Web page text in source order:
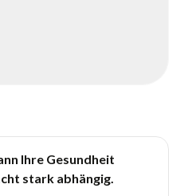
Ihre Gesundheit
stark abhängig.